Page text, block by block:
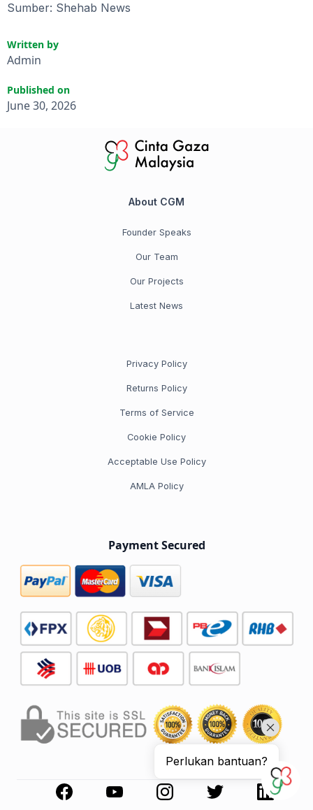
Sumber: Shehab News
Written by
Admin
Published on
June 30, 2026
About CGM
Founder Speaks
Our Team
Our Projects
Latest News
Privacy Policy
Returns Policy
Terms of Service
Cookie Policy
Acceptable Use Policy
AMLA Policy
Payment Secured
Perlukan bantuan?